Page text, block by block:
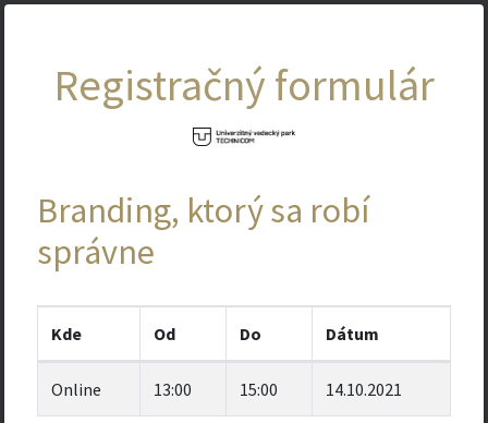
Registračný formulár
Branding, ktorý sa robí
správne
Kde Od Do Dátum
Online 13:00 15:00 14.10.2021